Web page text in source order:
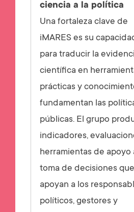
ciencia a la política
Una fortaleza clave de
iMARES es su
para traducir la
científica en
prácticas y
fundamentan las
públicas. El grupo
indicadores,
herramientas de apoyo
toma de decisiones que
apoyan a los
políticos, gestores y